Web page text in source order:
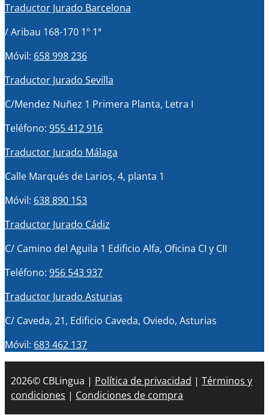
Traductor Jurado Barcelona
/ Aribau 168-170 1º 1ª
Móvil: 658 998 236
Traductor Jurado Sevilla
C/Mendez Nuñez 1 Primera Planta, Letra I
Teléfono: 955 412 916
Traductor Jurado Málaga
Calle Marqués de Larios, 4, planta 1
Móvil: 638 890 153
Traductor Jurado Cádiz
C/ Camino del Aguila 1 Edificio Alfa, Oficina CI y CII
Teléfono: 956 543 937
Traductor Jurado Asturias
C/ Caveda, 21, Edificio Caveda, Oviedo, Asturias
Móvil: 683 462 137
2026© CBLingua | Política de privacidad | Términos y
condiciones | Condiciones de compra